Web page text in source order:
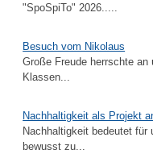
"SpoSpiTo" 2026.....
Besuch vom Nikolaus
Große Freude herrschte
Klassen...
Nachhaltigkeit als Projekt
Nachhaltigkeit bedeutet für
bewusst zu...